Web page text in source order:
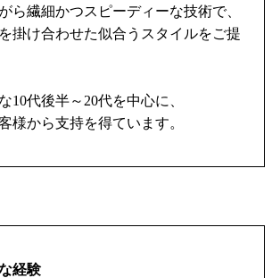
ら繊細かつスピーディーな技術で、
掛け合わせた似合うスタイルをご提
10代後半～20代を中心に、
様から支持を得ています。
経験